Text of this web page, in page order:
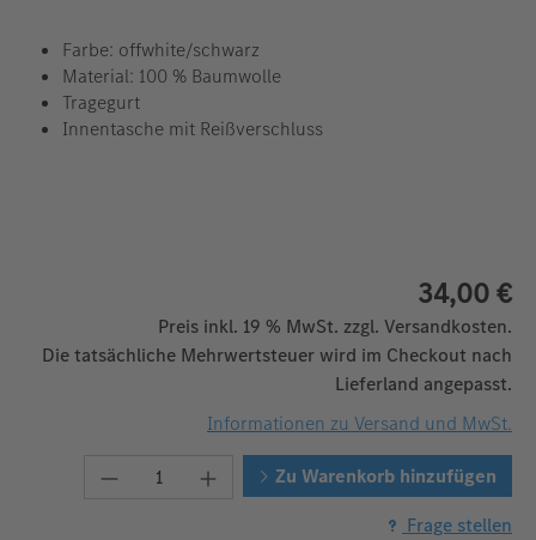
Farbe: offwhite/schwarz
Material: 100 % Baumwolle
Tragegurt
Innentasche mit Reißverschluss
34,00 €
Preis inkl. 19 % MwSt. zzgl. Versandkosten.
Die tatsächliche Mehrwertsteuer wird im Checkout nach
Lieferland angepasst.
Informationen zu Versand und MwSt.
Produkt Anzahl: Gib denZu Warenkorb hinzufügen
Frage stellen